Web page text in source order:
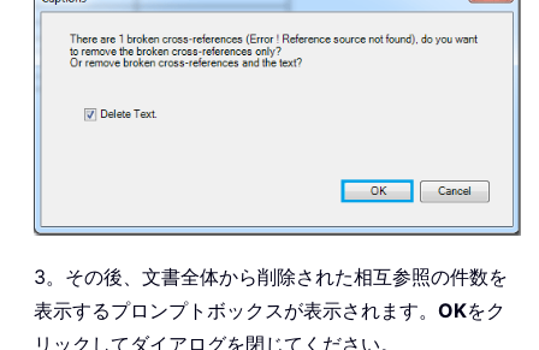
3。その後、文書全体から削除された相互参照の件数を
表示するプロンプトボックスが表示されます。 OKをク
リックしてダイアログを閉じてください。